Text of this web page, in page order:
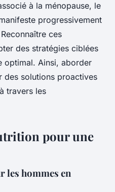
à la ménopause, le
progressivement
ces
des stratégies ciblées
optimal. Ainsi, aborder
des solutions proactives
travers les
pour une
les hommes en